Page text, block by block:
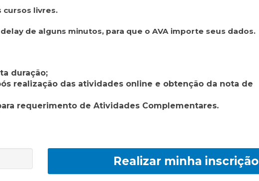
cursos livres.
de alguns minutos, para que o AVA importe seus dados.
duração;
realização das atividades online e obtenção da nota de
requerimento de Atividades Complementares.
Realizar minha inscrição